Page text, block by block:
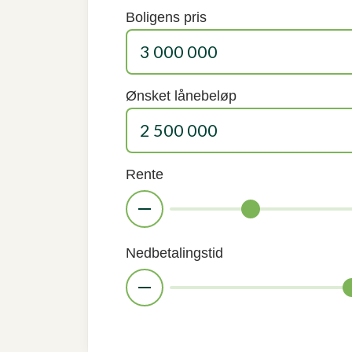
Boligens pris
Ønsket lånebeløp
Rente
Nedbetalingstid